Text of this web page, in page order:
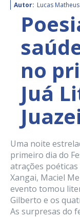
Autor: Lucas Matheus
no
Juá
Uma noite
primeiro dia do
atrações poéticas
Xangai, Maciel
evento tomou
Gilberto e os
As surpresas do